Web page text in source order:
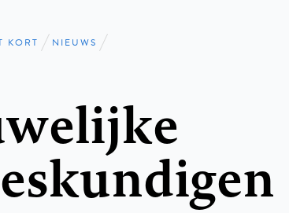
KORT NIEUWS